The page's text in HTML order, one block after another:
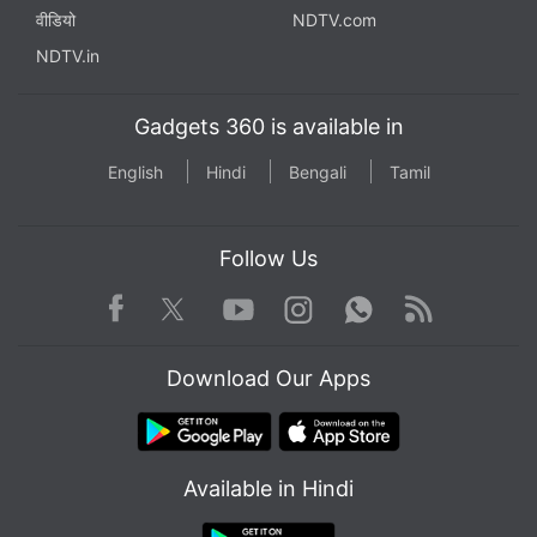
वीडियो
NDTV.com
NDTV.in
Gadgets 360 is available in
English Hindi Bengali Tamil
Follow Us
Facebook TwitterYoutube
Instagram WhatsApp
Rss
Download Our Apps
Available in Hindi